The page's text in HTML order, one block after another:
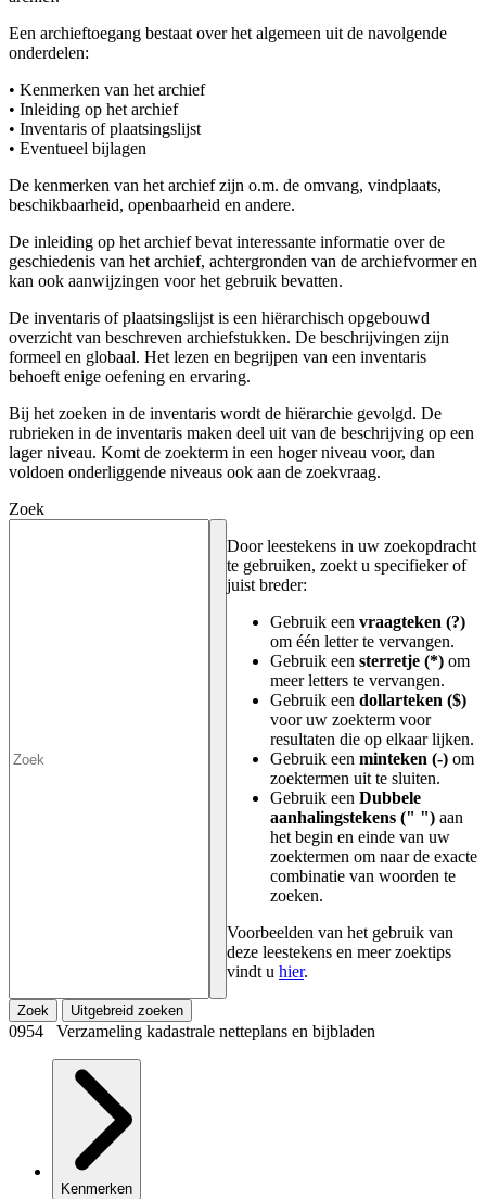
Een archieftoegang bestaat over het algemeen uit de navolgende
onderdelen:
• Kenmerken van het archief
• Inleiding op het archief
• Inventaris of plaatsingslijst
• Eventueel bijlagen
De kenmerken van het archief zijn o.m. de omvang, vindplaats,
beschikbaarheid, openbaarheid en andere.
De inleiding op het archief bevat interessante informatie over de
geschiedenis van het archief, achtergronden van de archiefvormer en
kan ook aanwijzingen voor het gebruik bevatten.
De inventaris of plaatsingslijst is een hiërarchisch opgebouwd
overzicht van beschreven archiefstukken. De beschrijvingen zijn
formeel en globaal. Het lezen en begrijpen van een inventaris
behoeft enige oefening en ervaring.
Bij het zoeken in de inventaris wordt de hiërarchie gevolgd. De
rubrieken in de inventaris maken deel uit van de beschrijving op een
lager niveau. Komt de zoekterm in een hoger niveau voor, dan
voldoen onderliggende niveaus ook aan de zoekvraag.
Zoek
Door leestekens in uw zoekopdracht
te gebruiken, zoekt u specifieker of
juist breder:
Gebruik een vraagteken (?)
om één letter te vervangen.
Gebruik een sterretje (*) om
meer letters te vervangen.
Gebruik een dollarteken ($)
voor uw zoekterm voor
resultaten die op elkaar lijken.
Gebruik een minteken (-) om
zoektermen uit te sluiten.
Gebruik een Dubbele
aanhalingstekens (" ") aan
het begin en einde van uw
zoektermen om naar de exacte
combinatie van woorden te
zoeken.
Voorbeelden van het gebruik van
deze leestekens en meer zoektips
vindt u hier.
Zoek Uitgebreid zoeken
0954 Verzameling kadastrale netteplans en bijbladen
Kenmerken